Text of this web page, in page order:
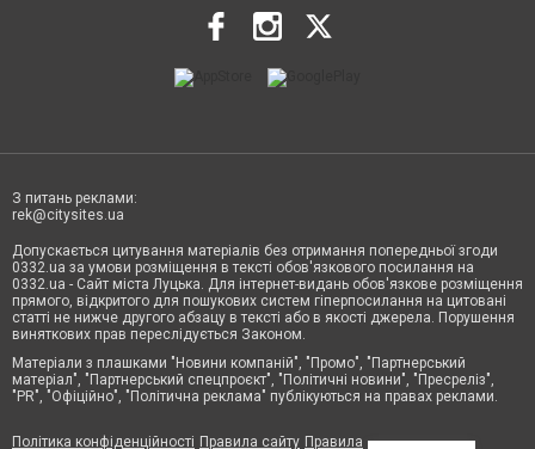
З питань реклами:
rek@citysites.ua
Допускається цитування матеріалів без отримання попередньої згоди
0332.ua за умови розміщення в тексті обов'язкового посилання на
0332.ua - Сайт міста Луцька. Для інтернет-видань обов'язкове розміщення
прямого, відкритого для пошукових систем гіперпосилання на цитовані
статті не нижче другого абзацу в тексті або в якості джерела. Порушення
виняткових прав переслідується Законом.
Матеріали з плашками "Новини компаній", "Промо", "Партнерський
матеріал", "Партнерський спецпроєкт", "Політичні новини", "Пресреліз",
"PR", "Офіційно", "Політична реклама" публікуються на правах реклами.
Політика конфіденційності Правила сайту Правила